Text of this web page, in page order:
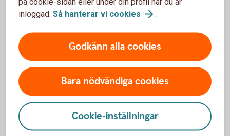
Mobilt BankID
appen och internetbanken.
MobiltBankID
inloggad. Så hanterar vi cookies .
Godkänn alla cookies
Bara nödvändiga cookies
Cookie-inställningar